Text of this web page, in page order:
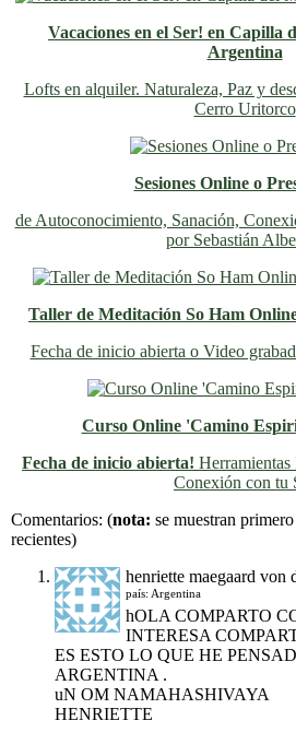
Vacaciones en el Ser! en Capilla
Argentina
Lofts en alquiler. Naturaleza, Paz y
Cerro Uritorco
Sesiones Online o
de Autoconocimiento, Sanación,
por Sebastián
Taller de Meditación So Ham
Fecha de inicio abierta o Video
Curso Online 'Camino
Fecha de inicio abierta! Herramientas
Conexión con tu
Previo
Comentarios: (nota: se muestran
recientes)
henriette maegaard von
país: Argentina
hOLA COMPARTO
INTERESA
ES ESTO LO QUE HE
ARGENTINA .
uN OM NAMAHASHIVAYA
HENRIETTE